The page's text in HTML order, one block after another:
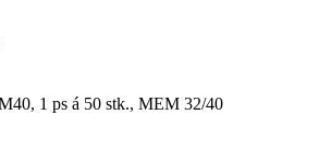
1 ps á 50 stk., MEM 32/40